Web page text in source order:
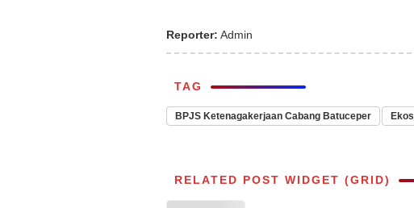
Reporter: Admin
TAG
BPJS Ketenagakerjaan Cabang Batuceper
RELATED POST WIDGET (GRID)